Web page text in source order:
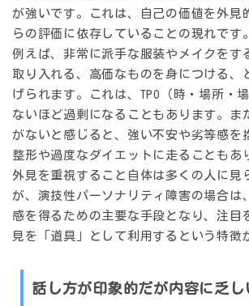
が強いです。これは、自己の価値を外見
らの評価に依存していることの現れです。
例えば、非常に派手な服装やメイクをす
取り入れる、高価なものを身につける、
げられます。これは、TPO（時・場所・
ないほど過剰になることもあります。ま
がないと感じると、強い不安や劣等感を
整形や過度なダイエットに走ることもあ
外見を重視すること自体は多くの人に見
が、演技性パーソナリティ障害の場合は
感を得るための主要な手段 となり、注目
見を「道具」として利用するという特徴
話し方が印象的だが内容に乏し